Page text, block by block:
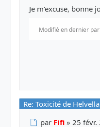
Je m'excuse, bonne
Modifié en dernier par
Re: Toxicité de
Message
par Fifi » 25 févr.